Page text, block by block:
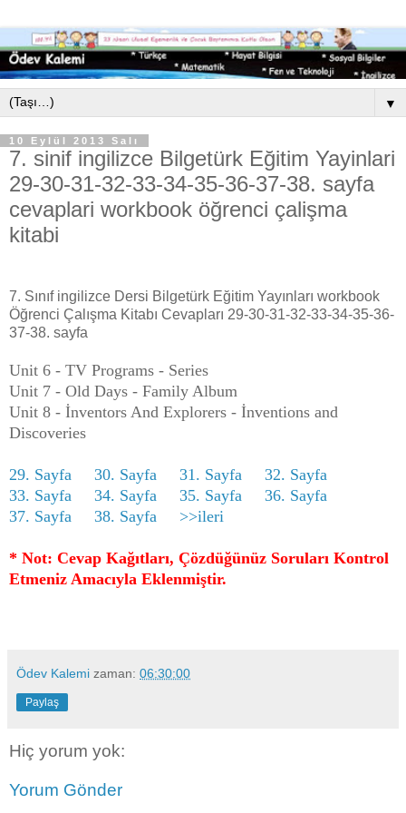
▼
10 Eylül 2013 Salı
7. sinif ingilizce Bilgetürk Eğitim Yayinlari
29-30-31-32-33-34-35-36-37-38. sayfa
cevaplari workbook öğrenci çalişma
kitabi
7. Sınıf ingilizce Dersi Bilgetürk Eğitim Yayınları workbook
Öğrenci Çalışma Kitabı Cevapları 29-30-31-32-33-34-35-36-
37-38. sayfa
Unit 6 - TV Programs - Series
Unit 7 - Old Days - Family Album
Unit 8 - İnventors And Explorers - İnventions and
Discoveries
29. Sayfa 30. Sayfa 31. Sayfa
32. Sayfa
33. Sayfa
34. Sayfa 35. Sayfa
36. Sayfa
37. Sayfa
38. Sayfa >>ileri
* Not: Cevap Kağıtları, Çözdüğünüz Soruları Kontrol
Etmeniz Amacıyla Eklenmiştir.
Ödev Kalemi zaman: 06:30:00
Paylaş
Hiç yorum yok:
Yorum Gönder